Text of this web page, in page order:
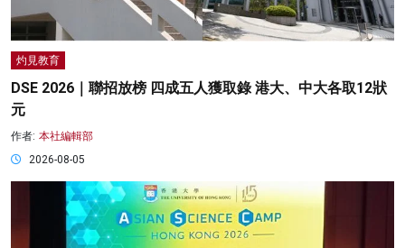
灼見教育
DSE 2026｜聯招放榜 四成五人獲取錄 港大、中大各取12狀
元
作者: 本社編輯部
2026-08-05